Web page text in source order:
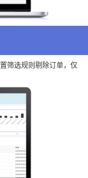
筛选规则剔除订单，仅